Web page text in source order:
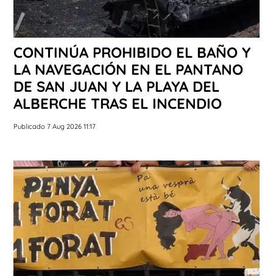
CONTINÚA PROHIBIDO EL BAÑO Y
LA NAVEGACIÓN EN EL PANTANO
DE SAN JUAN Y LA PLAYA DEL
ALBERCHE TRAS EL INCENDIO
Publicado 7 Aug 2026 11:17